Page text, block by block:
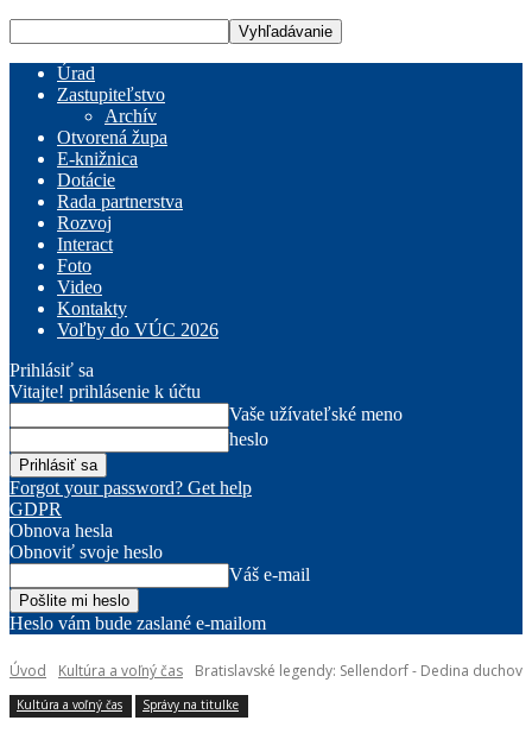
Úrad
Zastupiteľstvo
Archív
Otvorená župa
E-knižnica
Dotácie
Rada partnerstva
Rozvoj
Interact
Foto
Video
Kontakty
Voľby do VÚC 2026
Prihlásiť sa
Vitajte! prihlásenie k účtu
Vaše užívateľské meno
heslo
Forgot your password? Get help
GDPR
Obnova hesla
Obnoviť svoje heslo
Váš e-mail
Heslo vám bude zaslané e-mailom
Úvod Kultúra a voľný čas Bratislavské legendy: Sellendorf - Dedina duchov
Kultúra a voľný čas Správy na titulke